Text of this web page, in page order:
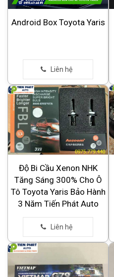
Android Box Toyota Yaris
Độ Bi Cầu Xenon NHK
Tăng Sáng 300% Cho Ô
Tô Toyota Yaris Bảo Hành
3 Năm Tiến Phát Auto